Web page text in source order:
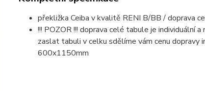
překližka Ceiba v kvalitě RENI B/BB / doprava
!!! POZOR !!! doprava celé tabule je individuální
zaslat tabuli v celku sdělíme vám cenu dopravy
600x1150mm